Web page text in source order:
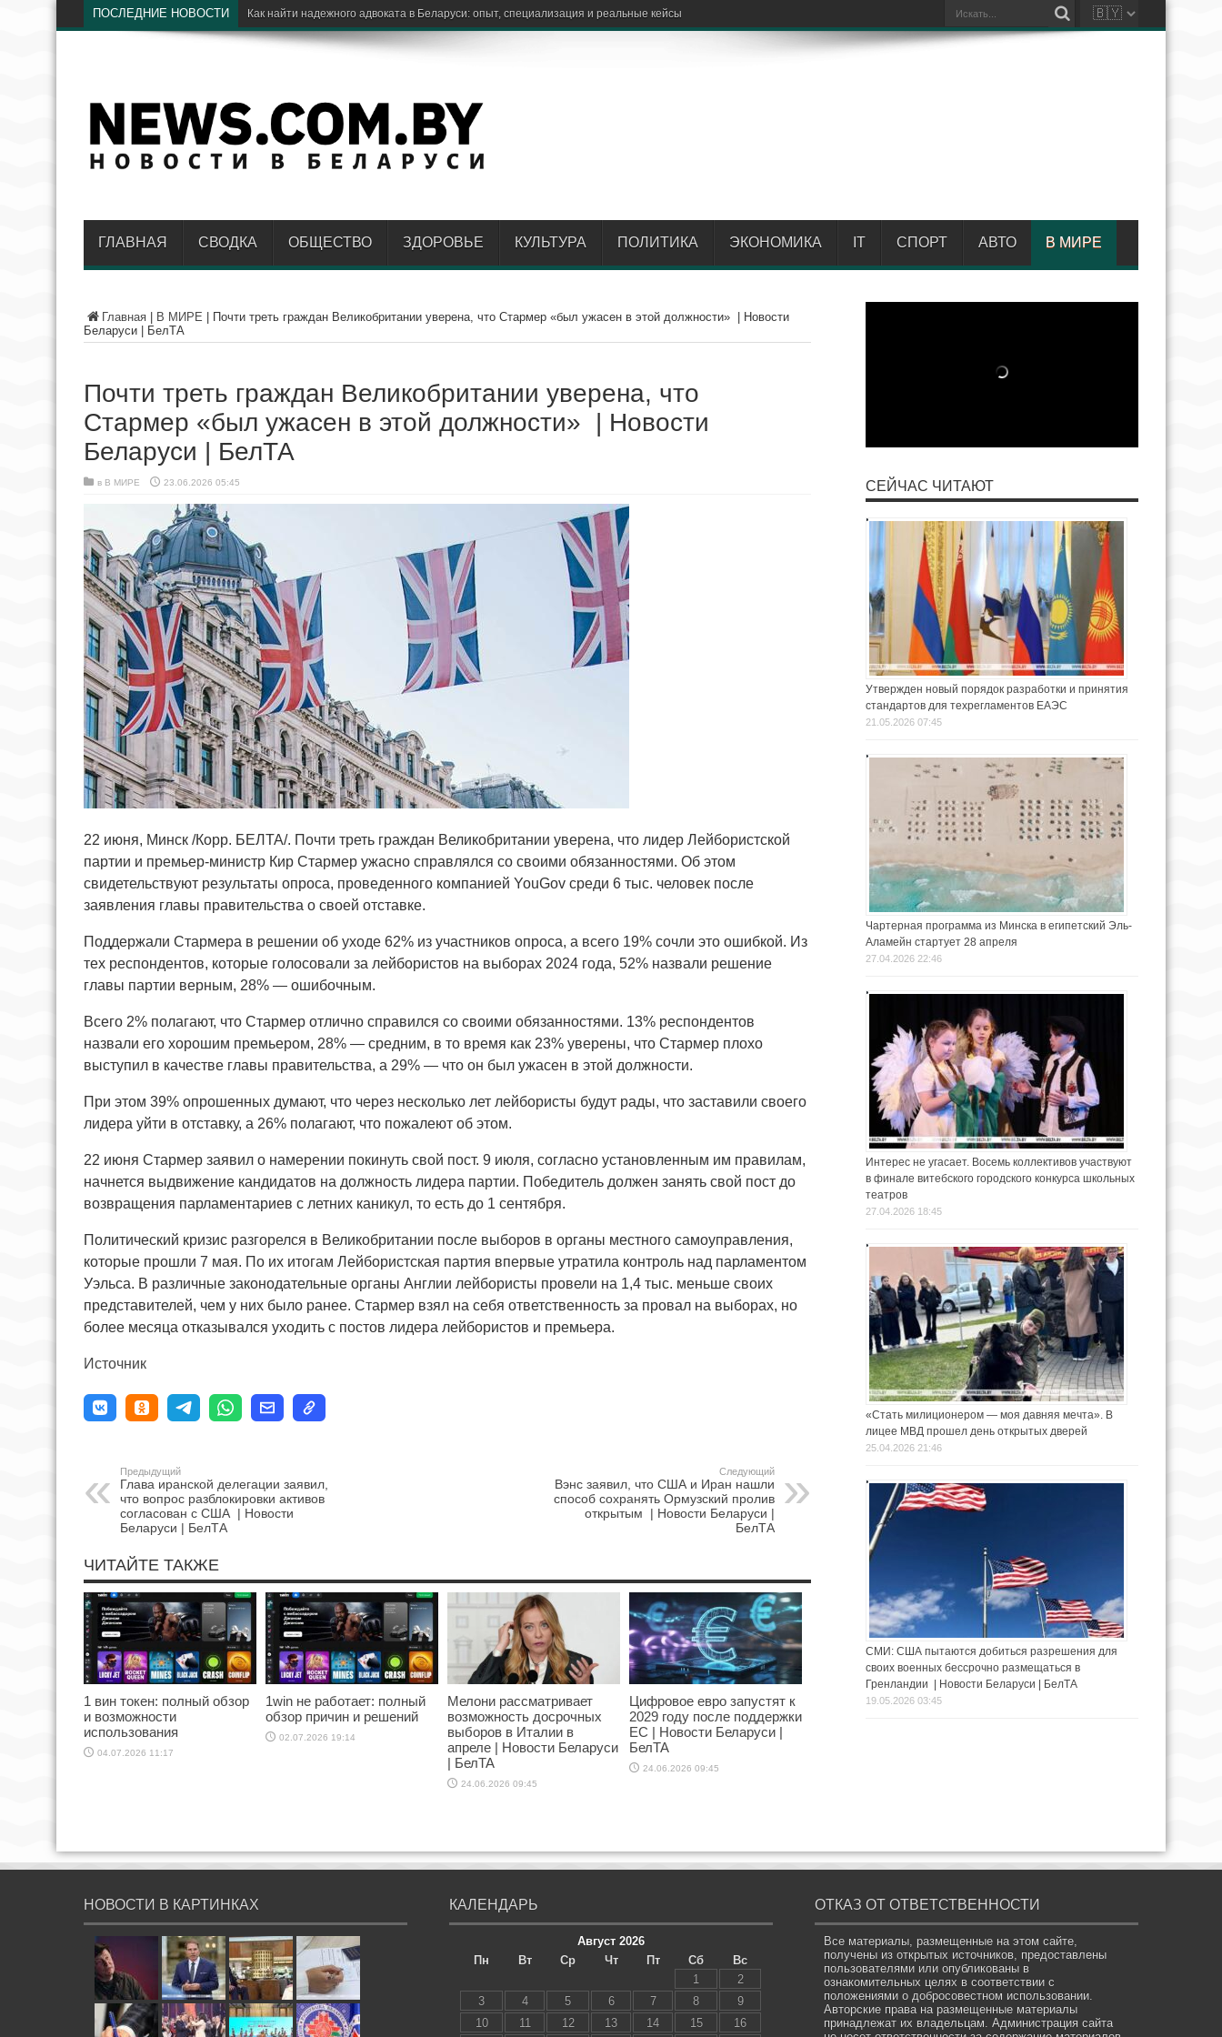
ПОСЛЕДНИЕ НОВОСТИ Как найти надежного адвоката в Беларуси: опыт, специализация и реальные кейсы
ГЛАВНАЯ СВОДКА ОБЩЕСТВО ЗДОРОВЬЕ КУЛЬТУРА ПОЛИТИКА ЭКОНОМИКА IT СПОРТ АВТО В МИРЕ
Главная В МИРЕ
Почти треть граждан Великобритании уверена, что Стармер «был ужасен в этой должности» | Новости
Беларуси | БелТА
Почти треть граждан Великобритании уверена, что
Стармер «был ужасен в этой должности» | Новости
Беларуси | БелТА
в В МИРЕ 23.06.2026 05:45
22 июня, Минск /Корр. БЕЛТА/. Почти треть граждан Великобритании уверена, что лидер Лейбористской
партии и премьер-министр Кир Стармер ужасно справлялся со своими обязанностями. Об этом
свидетельствуют результаты опроса, проведенного компанией YouGov среди 6 тыс. человек после
заявления главы правительства о своей отставке.
Поддержали Стармера в решении об уходе 62% из участников опроса, а всего 19% сочли это ошибкой. Из
тех респондентов, которые голосовали за лейбористов на выборах 2024 года, 52% назвали решение
главы партии верным, 28% — ошибочным.
Всего 2% полагают, что Стармер отлично справился со своими обязанностями. 13% респондентов
назвали его хорошим премьером, 28% — средним, в то время как 23% уверены, что Стармер плохо
выступил в качестве главы правительства, а 29% — что он был ужасен в этой должности.
При этом 39% опрошенных думают, что через несколько лет лейбористы будут рады, что заставили своего
лидера уйти в отставку, а 26% полагают, что пожалеют об этом.
22 июня Стармер заявил о намерении покинуть свой пост. 9 июля, согласно установленным им правилам,
начнется выдвижение кандидатов на должность лидера партии. Победитель должен занять свой пост до
возвращения парламентариев с летних каникул, то есть до 1 сентября.
Политический кризис разгорелся в Великобритании после выборов в органы местного самоуправления,
которые прошли 7 мая. По их итогам Лейбористская партия впервые утратила контроль над парламентом
Уэльса. В различные законодательные органы Англии лейбористы провели на 1,4 тыс. меньше своих
представителей, чем у них было ранее. Стармер взял на себя ответственность за провал на выборах, но
более месяца отказывался уходить с постов лидера лейбористов и премьера.
Источник
Предыдущий
Глава иранской делегации заявил,
что вопрос разблокировки активов
согласован с США | Новости
Беларуси | БелТА
Следующий
Вэнс заявил, что США и Иран нашли
способ сохранять Ормузский пролив
открытым | Новости Беларуси |
БелТА
ЧИТАЙТЕ ТАКЖЕ
1 вин токен: полный обзор
и возможности
использования
04.07.2026 11:17
1win не работает: полный
обзор причин и решений
02.07.2026 19:14
Мелони рассматривает
возможность досрочных
выборов в Италии в
апреле | Новости Беларуси
| БелТА
24.06.2026 09:45
Цифровое евро запустят к
2029 году после поддержки
ЕС | Новости Беларуси |
БелТА
24.06.2026 09:45
СЕЙЧАС ЧИТАЮТ
Утвержден новый порядок разработки и принятия
стандартов для техрегламентов ЕАЭС
21.05.2026 07:45
Чартерная программа из Минска в египетский Эль-
Аламейн стартует 28 апреля
27.04.2026 22:46
Интерес не угасает. Восемь коллективов участвуют
в финале витебского городского конкурса школьных
театров
27.04.2026 18:45
«Стать милиционером — моя давняя мечта». В
лицее МВД прошел день открытых дверей
25.04.2026 21:46
СМИ: США пытаются добиться разрешения для
своих военных бессрочно размещаться в
Гренландии | Новости Беларуси | БелТА
19.05.2026 03:45
НОВОСТИ В КАРТИНКАХ КАЛЕНДАРЬ
Август 2026
Пн
Вт Ср Чт Пт Сб
Вс
1
2
3
4 5 6 7 8
9
10
11 12 13 14 15 16
ОТКАЗ ОТ ОТВЕТСТВЕННОСТИ
Все материалы, размещенные на этом сайте,
получены из открытых источников, предоставлены
пользователями или опубликованы в
ознакомительных целях в соответствии с
положениями о добросовестном использовании.
Авторские права на размещенные материалы
принадлежат их владельцам. Администрация сайта